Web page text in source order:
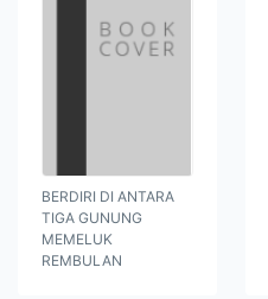
BERDIRI DI ANTARA
TIGA GUNUNG
MEMELUK
REMBULAN